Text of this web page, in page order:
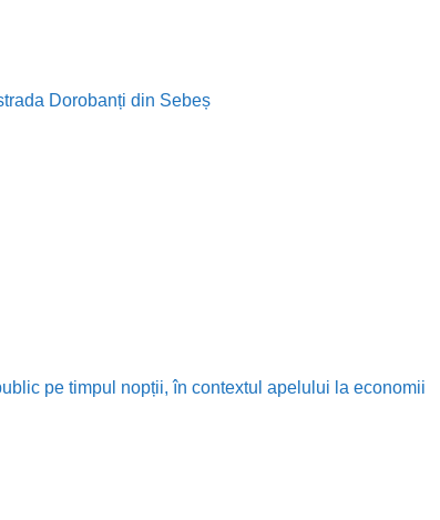
Dorobanți din Sebeș
pe timpul nopții, în contextul apelului la economii